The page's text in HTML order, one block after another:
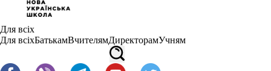
Для всіх
Для всіхБатькамВчителямДиректорамУчням